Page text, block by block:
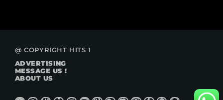
@ COPYRIGHT HITS 1
ADVERTISING
MESSAGE US !
ABOUT US